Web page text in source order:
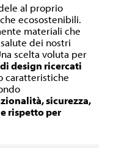
al proprio
ecosostenibili.
materiali che
dei nostri
scelta voluta per
design ricercati
caratteristiche
sicurezza,
rispetto per